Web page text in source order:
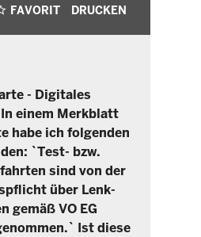
FAVORIT DRUCKEN
- Digitales
einem Merkblatt
habe ich folgenden
`Test- bzw.
sind von der
über Lenk-
gemäß VO EG
Ist diese